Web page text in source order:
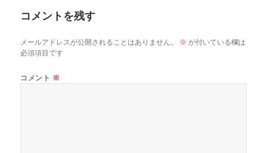
コメントを残す
メールアドレスが公開されることはありません。 ※ が付いている欄は
必須項目です
コメント ※